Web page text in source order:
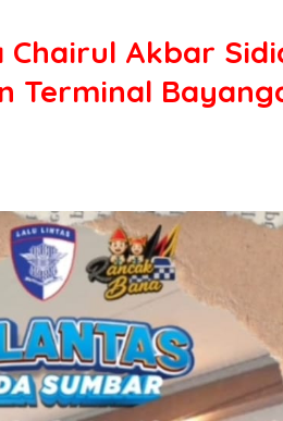
Chairul Akbar
Terminal